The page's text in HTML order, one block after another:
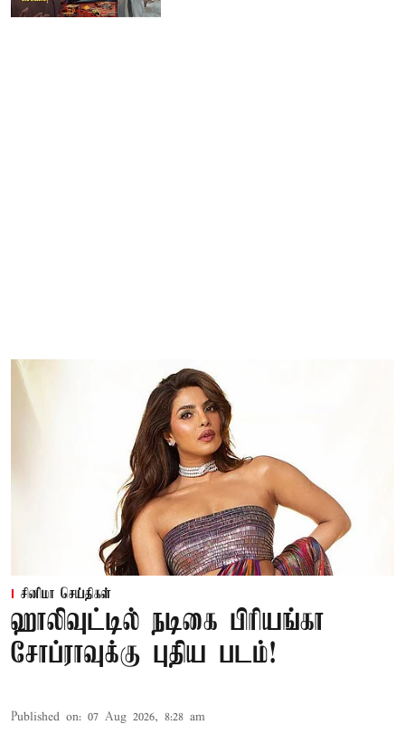
சினிமா செய்திகள்
ஹாலிவுட்டில் நடிகை பிரியங்கா
சோப்ராவுக்கு புதிய படம்!
Published on: 07 Aug 2026, 8:28 am